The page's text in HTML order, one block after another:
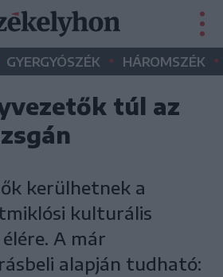
GYERGYÓSZÉK • HÁROMSZÉK •
túl az
kerülhetnek a
kulturális
A már
alapján tudható: